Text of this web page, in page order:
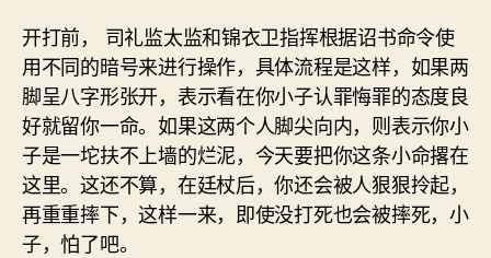
开打前， 司礼监太监和锦衣卫指挥根据诏书命令使
用不同的暗号来进行操作，具体流程是这样，如果两
脚呈八字形张开，表示看在你小子认罪悔罪的态度良
好就留你一命。如果这两个人脚尖向内，则表示你小
子是一坨扶不上墙的烂泥，今天要把你这条小命撂在
这里。这还不算，在廷杖后，你还会被人狠狠拎起，
再重重摔下，这样一来，即使没打死也会被摔死，小
子，怕了吧。